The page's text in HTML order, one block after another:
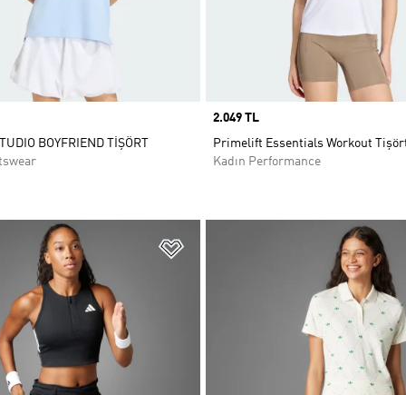
BOYFRIEND TİŞÖRT
Price
2.049 TL
Primelift Essentials Workout
Kadın Performance
Ekle